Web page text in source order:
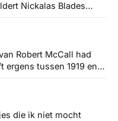
Nickalas Blades
Robert McCall had
ergens tussen 1919 en
voor een groot deel
die ik niet mocht